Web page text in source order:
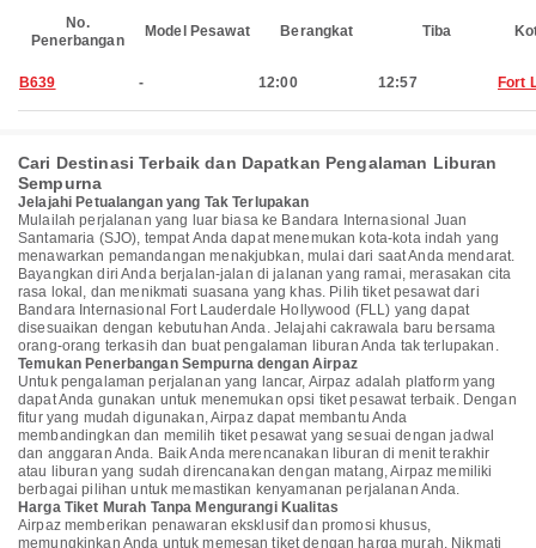
No.
Penerbangan
Model Pesawat Berangkat Tiba
B639 - 12:00 12:57 Fort
Cari Destinasi Terbaik dan Dapatkan Pengalaman Liburan
Sempurna
Jelajahi Petualangan yang Tak Terlupakan
Mulailah perjalanan yang luar biasa ke Bandara Internasional Juan
Santamaria (SJO), tempat Anda dapat menemukan kota-kota indah yang
menawarkan pemandangan menakjubkan, mulai dari saat Anda mendarat.
Bayangkan diri Anda berjalan-jalan di jalanan yang ramai, merasakan cita
rasa lokal, dan menikmati suasana yang khas. Pilih tiket pesawat dari
Bandara Internasional Fort Lauderdale Hollywood (FLL) yang dapat
disesuaikan dengan kebutuhan Anda. Jelajahi cakrawala baru bersama
orang-orang terkasih dan buat pengalaman liburan Anda tak terlupakan.
Temukan Penerbangan Sempurna dengan Airpaz
Untuk pengalaman perjalanan yang lancar, Airpaz adalah platform yang
dapat Anda gunakan untuk menemukan opsi tiket pesawat terbaik. Dengan
fitur yang mudah digunakan, Airpaz dapat membantu Anda
membandingkan dan memilih tiket pesawat yang sesuai dengan jadwal
dan anggaran Anda. Baik Anda merencanakan liburan di menit terakhir
atau liburan yang sudah direncanakan dengan matang, Airpaz memiliki
berbagai pilihan untuk memastikan kenyamanan perjalanan Anda.
Harga Tiket Murah Tanpa Mengurangi Kualitas
Airpaz memberikan penawaran eksklusif dan promosi khusus,
memungkinkan Anda untuk memesan tiket dengan harga murah. Nikmati